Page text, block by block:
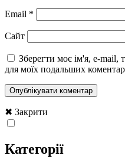
Email *
Сайт
Зберегти моє ім'я, e-mail,
для моїх подальших
✖ Закрити
Категорії